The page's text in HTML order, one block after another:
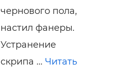
чернового пола,
настил фанеры.
Устранение
скрипа ... Читать